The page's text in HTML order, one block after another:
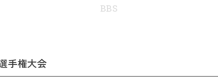
BBS
手権大会